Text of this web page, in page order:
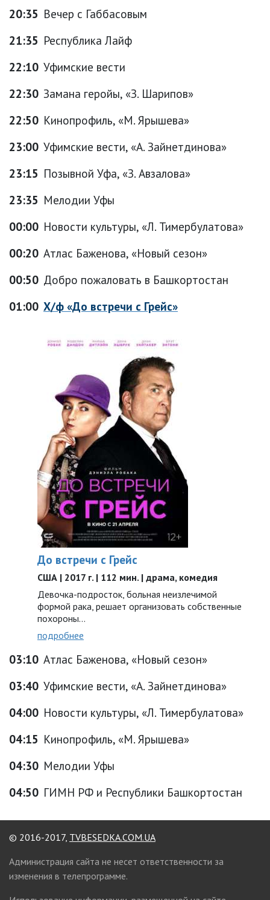
20:35 Вечер с Габбасовым
21:35 Республика Лайф
22:10 Уфимские вести
22:30 Замана геройы, «З. Шарипов»
22:50 Кинопрофиль, «М. Ярышева»
23:00 Уфимские вести, «А. Зайнетдинова»
23:15 Позывной Уфа, «З. Авзалова»
23:35 Мелодии Уфы
00:00 Новости культуры, «Л. Тимербулатова»
00:20 Атлас Баженова, «Новый сезон»
00:50 Добро пожаловать в Башкортостан
01:00 Х/ф «До встречи с Грейс»
До встречи с Грейс
США | 2017 г. | 112 мин. | драма, комедия
Девочка-подросток, больная неизлечимой
формой рака, решает организовать собственные
похороны…
подробнее
03:10 Атлас Баженова, «Новый сезон»
03:40 Уфимские вести, «А. Зайнетдинова»
04:00 Новости культуры, «Л. Тимербулатова»
04:15 Кинопрофиль, «М. Ярышева»
04:30 Мелодии Уфы
04:50 ГИМН РФ и Республики Башкортостан
© 2016-2017, TVBESEDKA.COM.UA
Администрация сайта не несет ответственности за
изменения в телепрограмме.